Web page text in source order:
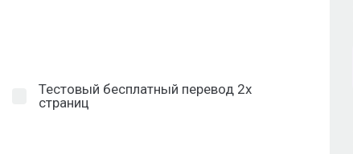
Тестовый бесплатный перевод 2х
страниц